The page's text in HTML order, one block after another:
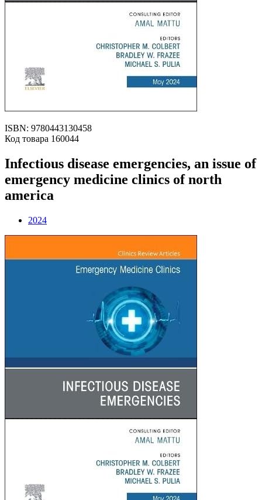
ISBN: 9780443130458
Код товара 160044
Infectious disease emergencies, an issue of
emergency medicine clinics of north
america
2024